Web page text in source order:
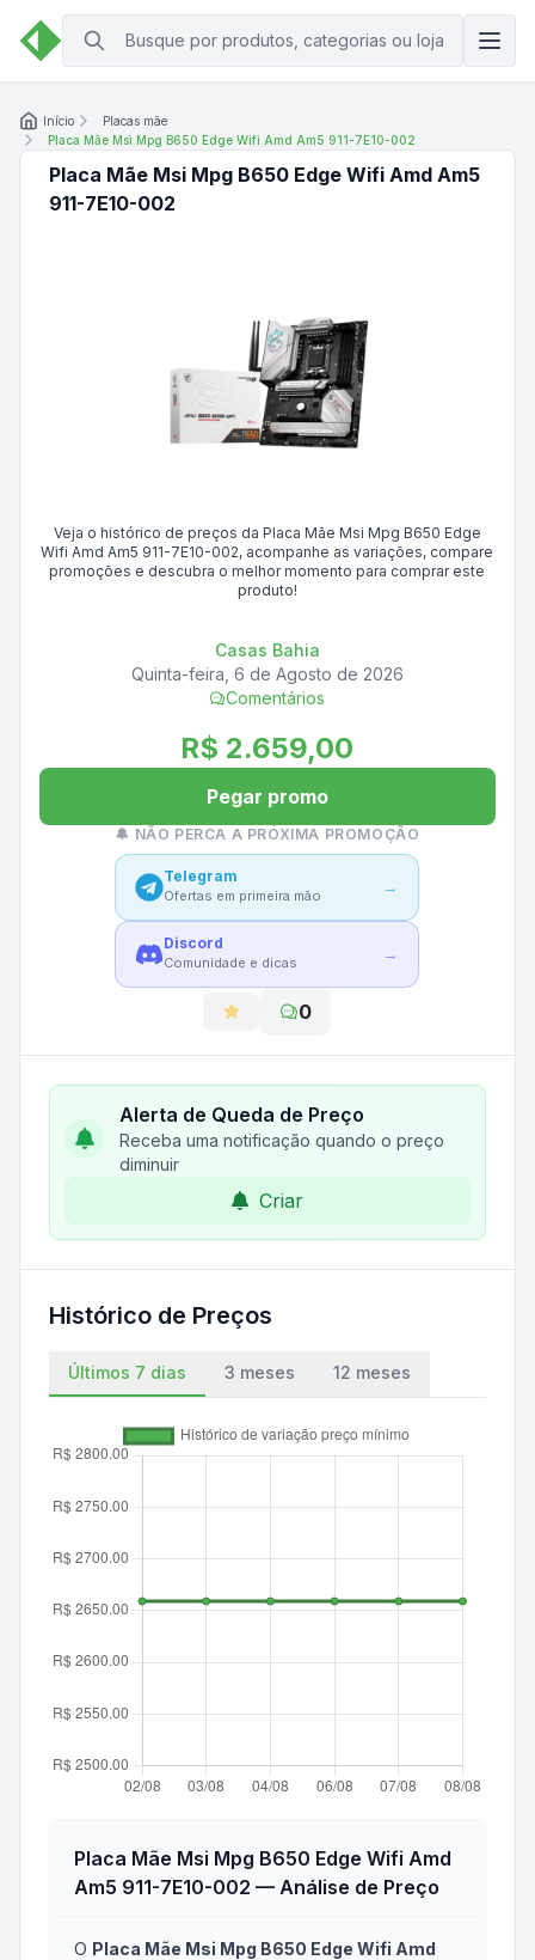
Início
Placas mãe
Placa Mãe Msi Mpg B650 Edge Wifi Amd Am5 911-7E10-002
Placa Mãe Msi Mpg B650 Edge Wifi Amd Am5
911-7E10-002
Veja o histórico de preços da Placa Mãe Msi Mpg B650 Edge
Wifi Amd Am5 911-7E10-002, acompanhe as variações, compare
promoções e descubra o melhor momento para comprar este
produto!
Casas Bahia
Quinta-feira, 6 de Agosto de 2026
Comentários
R$ 2.659,00
Pegar promo
🔔 NÃO PERCA A PRÓXIMA PROMOÇÃO
Telegram
Ofertas em primeira mão →
Discord
Comunidade e dicas →
0
Alerta de Queda de Preço
Receba uma notificação quando o preço
diminuir
Criar
Histórico de Preços
Últimos 7 dias 3 meses 12 meses
Placa Mãe Msi Mpg B650 Edge Wifi Amd
Am5 911-7E10-002 — Análise de Preço
O Placa Mãe Msi Mpg B650 Edge Wifi Amd